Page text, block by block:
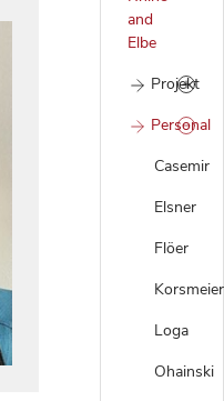
and
Elbe
Projekt
Personal
Casemir
Elsner
Flöer
Korsmeier
Loga
Ohainski